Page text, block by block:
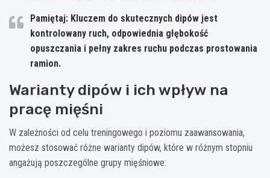
Pamiętaj: Kluczem do skutecznych dipów jest
kontrolowany ruch, odpowiednia głębokość
opuszczania i pełny zakres ruchu podczas prostowania
ramion.
Warianty dipów i ich wpływ na
pracę mięśni
W zależności od celu treningowego i poziomu zaawansowania,
możesz stosować różne warianty dipów, które w różnym stopniu
angażują poszczególne grupy mięśniowe: